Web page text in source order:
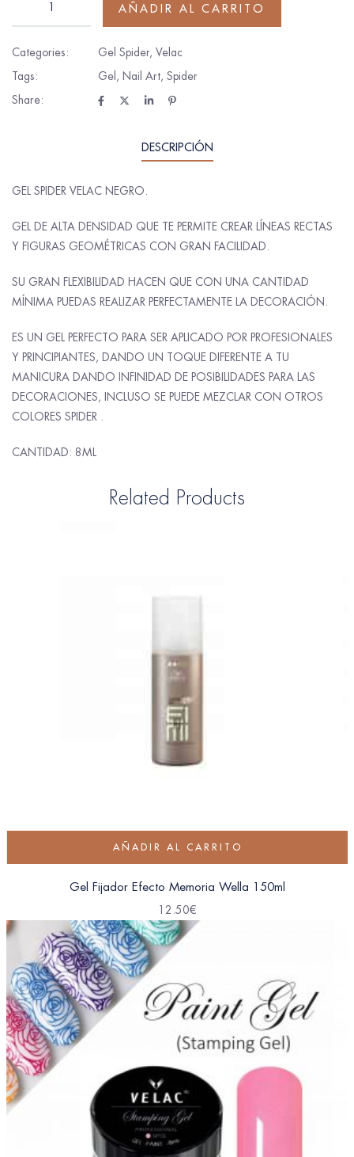
AÑADIR AL CARRITO
Categories: Gel Spider, Velac
Tags:
Gel , Nail Art, Spider
Share:
DESCRIPCIÓN
GEL SPIDER VELAC NEGRO.
GEL DE ALTA DENSIDAD QUE TE PERMITE CREAR LÍNEAS RECTAS
Y FIGURAS GEOMÉTRICAS CON GRAN FACILIDAD.
SU GRAN FLEXIBILIDAD HACEN QUE CON UNA CANTIDAD
MÍNIMA PUEDAS REALIZAR PERFECTAMENTE LA DECORACIÓN.
ES UN GEL PERFECTO PARA SER APLICADO POR PROFESIONALES
Y PRINCIPIANTES, DANDO UN TOQUE DIFERENTE A TU
MANICURA DANDO INFINIDAD DE POSIBILIDADES PARA LAS
DECORACIONES, INCLUSO SE PUEDE MEZCLAR CON OTROS
COLORES SPIDER .
CANTIDAD: 8ML
Related Products
AÑADIR AL CARRITO
Gel Fijador Efecto Memoria Wella 150ml
12.50€